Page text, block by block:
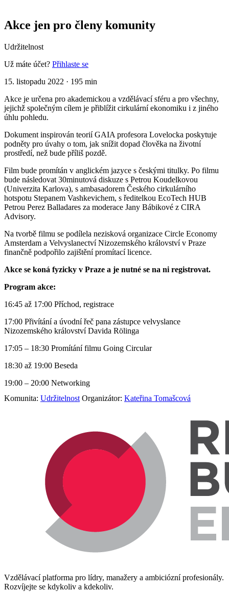
Akce jen pro členy komunity
Udržitelnost
Už máte účet? Přihlaste se
15. listopadu 2022 · 195 min
Akce je určena pro akademickou a vzdělávací sféru a pro všechny,
jejichž společným cílem je přiblížit cirkulární ekonomiku i z jiného
úhlu pohledu.
Dokument inspirován teorií GAIA profesora Lovelocka poskytuje
podněty pro úvahy o tom, jak snížit dopad člověka na životní
prostředí, než bude příliš pozdě.
Film bude promítán v anglickém jazyce s českými titulky. Po filmu
bude následovat 30minutová diskuze s Petrou Koudelkovou
(Univerzita Karlova), s ambasadorem Českého cirkulárního
hotspotu Stepanem Vashkevichem, s ředitelkou EcoTech HUB
Petrou Perez Balladares za moderace Jany Bábikové z CIRA
Advisory.
Na tvorbě filmu se podílela nezisková organizace Circle Economy
Amsterdam a Velvyslanectví Nizozemského království v Praze
finančně podpořilo zajištění promítací licence.
Akce se koná fyzicky v Praze a je nutné se na ni registrovat.
Program akce:
16:45 až 17:00 Příchod, registrace
17:00 Přivítání a úvodní řeč pana zástupce velvyslance
Nizozemského království Davida Rölinga
17:05 – 18:30 Promítání filmu Going Circular
18:30 až 19:00 Beseda
19:00 – 20:00 Networking
Komunita: Udržitelnost Organizátor: Kateřina Tomašcová
Vzdělávací platforma pro lídry, manažery a ambiciózní profesionály.
Rozvíjejte se kdykoliv a kdekoliv.